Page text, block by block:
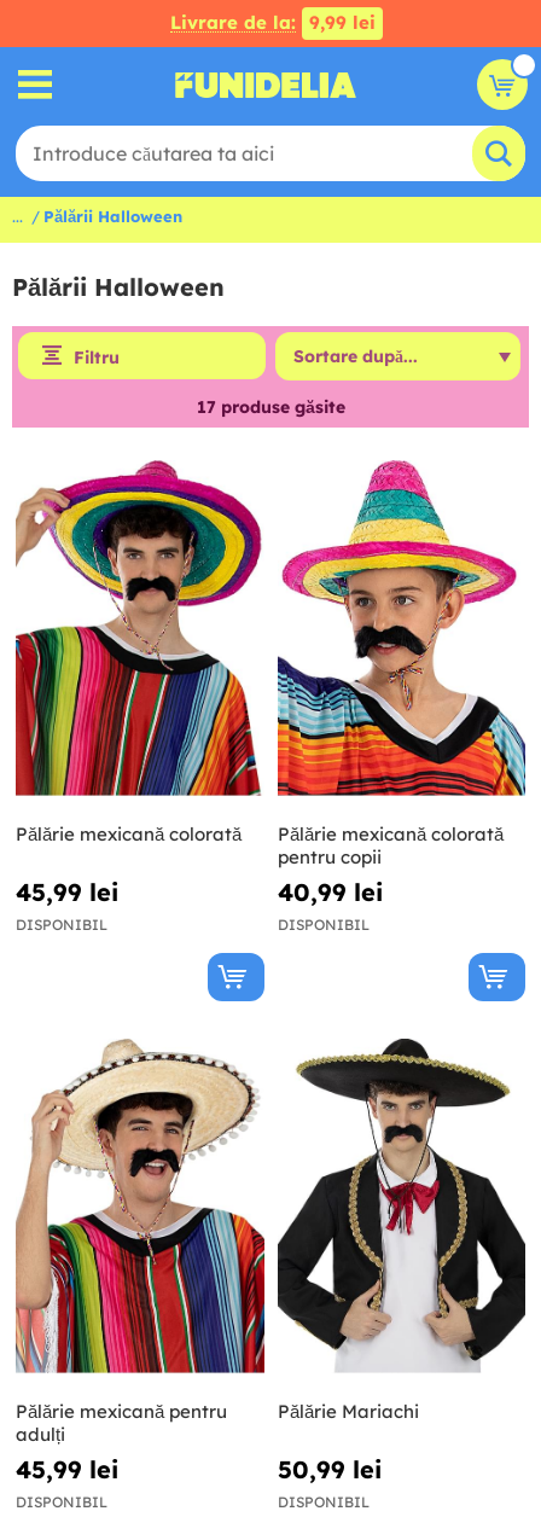
Livrare de la: 9,99 lei
... Pălării Halloween
Pălării Halloween
Filtru
17 produse găsite
Pălărie mexicană colorată
45,99 lei
DISPONIBIL
Pălărie mexicană colorată
pentru copii
40,99 lei
DISPONIBIL
Pălărie mexicană pentru
adulți
45,99 lei
DISPONIBIL
Pălărie Mariachi
50,99 lei
DISPONIBIL